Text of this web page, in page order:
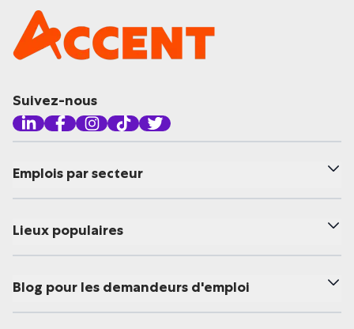
Suivez-nous
Emplois par secteur
Lieux populaires
Blog pour les demandeurs d'emploi